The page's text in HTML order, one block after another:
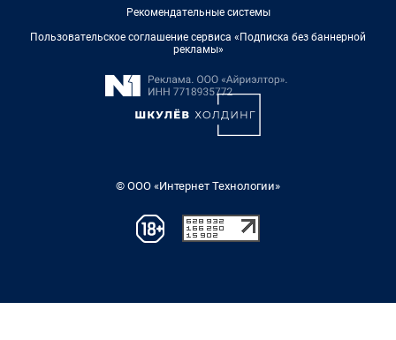
Рекомендательные системы
Пользовательское соглашение сервиса «Подписка без баннерной
рекламы»
© ООО «Интернет Технологии»